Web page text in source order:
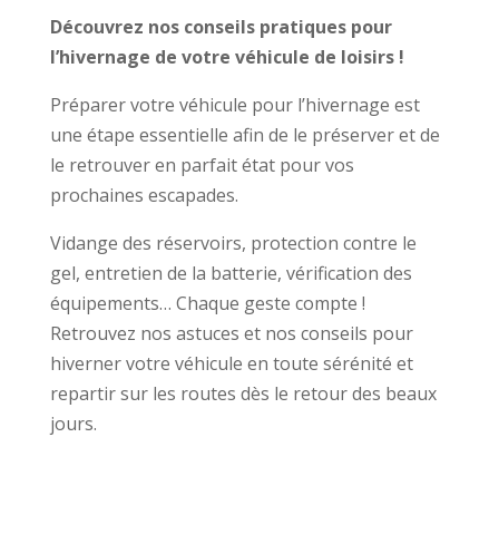
Découvrez nos conseils pratiques pour
l’hivernage de votre véhicule de loisirs !
Préparer votre véhicule pour l’hivernage est
une étape essentielle afin de le préserver et de
le retrouver en parfait état pour vos
prochaines escapades.
Vidange des réservoirs, protection contre le
gel, entretien de la batterie, vérification des
équipements… Chaque geste compte !
Retrouvez nos astuces et nos conseils pour
hiverner votre véhicule en toute sérénité et
repartir sur les routes dès le retour des beaux
jours.